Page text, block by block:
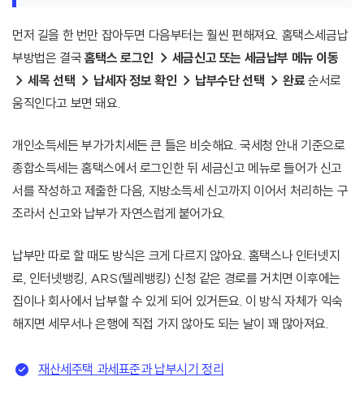
먼저 길을 한 번만 잡아두면 다음부터는 훨씬 편해져요. 홈택스세금납
부방법은 결국 홈택스 로그인 → 세금신고 또는 세금납부 메뉴 이동
→ 세목 선택 → 납세자 정보 확인 → 납부수단 선택 → 완료 순서로
움직인다고 보면 돼요.
개인소득세든 부가가치세든 큰 틀은 비슷해요. 국세청 안내 기준으로
종합소득세는 홈택스에서 로그인한 뒤 세금신고 메뉴로 들어가 신고
서를 작성하고 제출한 다음, 지방소득세 신고까지 이어서 처리하는 구
조라서 신고와 납부가 자연스럽게 붙어가요.
납부만 따로 할 때도 방식은 크게 다르지 않아요. 홈택스나 인터넷지
로, 인터넷뱅킹, ARS(텔레뱅킹) 신청 같은 경로를 거치면 이후에는
집이나 회사에서 납부할 수 있게 되어 있거든요. 이 방식 자체가 익숙
해지면 세무서나 은행에 직접 가지 않아도 되는 날이 꽤 많아져요.
재산세주택 과세표준과 납부시기 정리